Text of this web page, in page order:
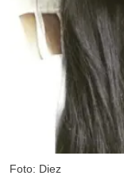
Foto: Diez